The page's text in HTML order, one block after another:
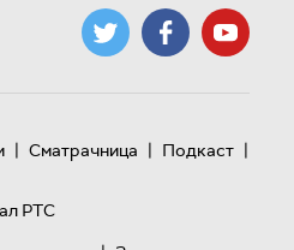
| Сматрачница | Подкаст |
РТС